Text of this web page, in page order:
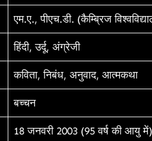
एम.ए., पीएच.डी. (कैम्ब्रिज
हिंदी, उर्दू, अंग्रेजी
कविता, निबंध, अनुवाद, आत्मकथा
बच्चन
18 जनवरी 2003 (95 वर्ष की आयु में)